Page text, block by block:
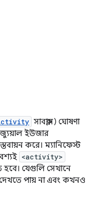
সাবক্লাস) ঘোষণা
ইউজার
করে। ম্যানিফেস্ট
<activity>
হবে। যেগুলি সেখানে
পায় না এবং কখনও